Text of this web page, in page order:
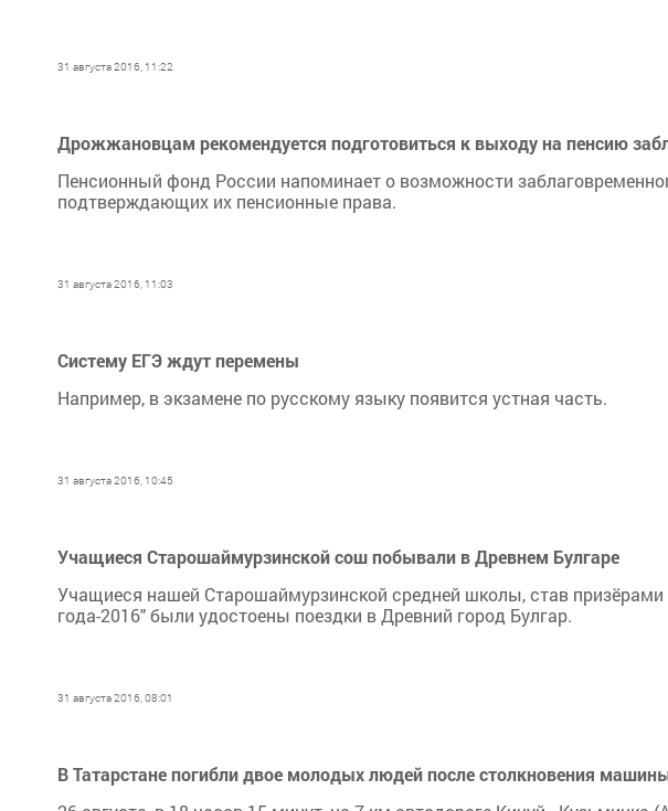
31 августа 2016, 11:22
Дрожжановцам рекомендуется подготовиться к выходу на пенсию
Пенсионный фонд России напоминает о возможности
подтверждающих их пенсионные права.
31 августа 2016, 11:03
Систему ЕГЭ ждут перемены
Например, в экзамене по русскому языку появится устная часть.
31 августа 2016, 10:45
Учащиеся Старошаймурзинской сош побывали в Древнем Булгаре
Учащиеся нашей Старошаймурзинской средней школы, став
года-2016" были удостоены поездки в Древний город Булгар.
31 августа 2016, 08:01
В Татарстане погибли двое молодых людей после столкновения